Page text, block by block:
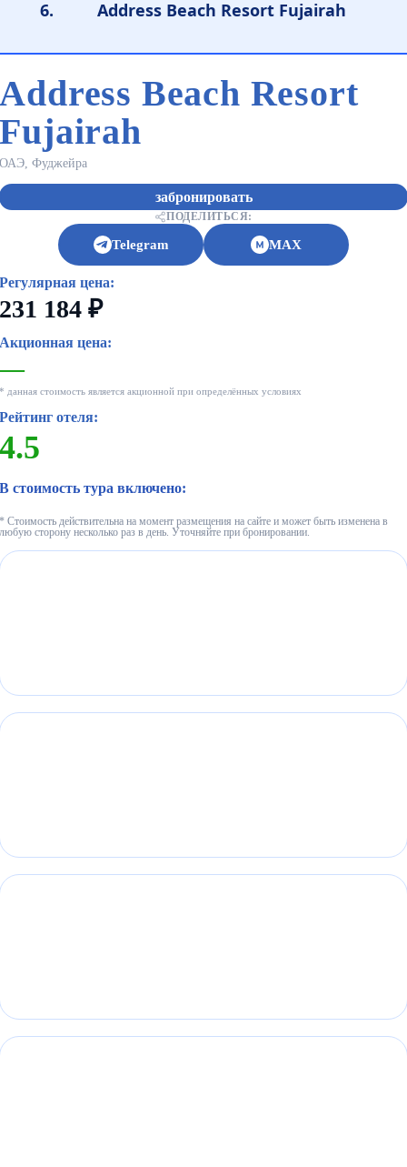
Address Beach Resort Fujairah
Address Beach Resort
Fujairah
ОАЭ, Фуджейра
забронировать
ПОДЕЛИТЬСЯ:
Telegram MAX
Регулярная цена:
231 184 ₽
Акционная цена:
—
* данная стоимость является акционной при определённых условиях
Рейтинг отеля:
4.5
В стоимость тура включено:
* Стоимость действительна на момент размещения на сайте и может быть изменена в
любую сторону несколько раз в день. Уточняйте при бронировании.